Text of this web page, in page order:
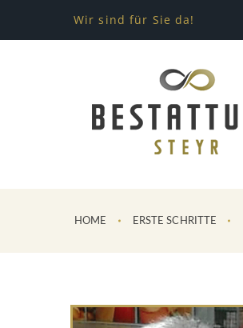
Wir sind für Sie da!
HOME ERSTE SCHRITTE